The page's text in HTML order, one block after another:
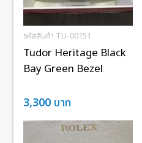
รหัสสินค้า TU-00151
Tudor Heritage Black
Bay Green Bezel
3,300 บาท